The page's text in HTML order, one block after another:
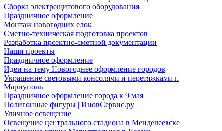
Сборка электрощитового оборудования
Праздничное оформление
Монтаж новогодних елок
Сметно-техническая подготовка проектов
Разработка проектно-сметной документации
Наши проекты
Праздничное оформление
Идеи на тему Новогоднее оформление городов
Украшение световыми консолями и перетяжками г.
Мариуполь
Праздничное оформление города к 9 мая
Полигонные фигуры | ИновСервис.ру
Уличное освещение
Освещение центрального стадиона в Менделеевске